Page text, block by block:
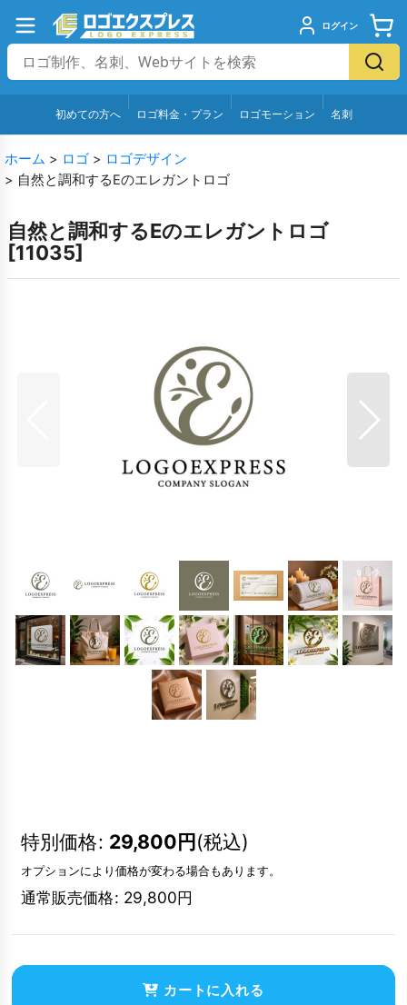
ログイン
初めての方へ ロゴ料金・プラン ロゴモーション 名刺
ホーム > ロゴ > ロゴデザイン
> 自然と調和するEのエレガントロゴ
自然と調和するEのエレガントロゴ
[11035]
特別価格: 29,800円(税込)
オプションにより価格が変わる場合もあります。
通常販売価格: 29,800円
カートに入れる